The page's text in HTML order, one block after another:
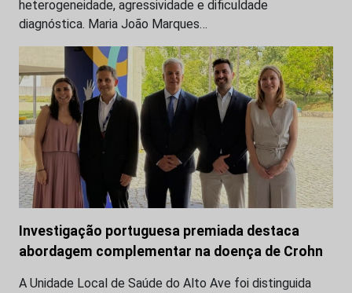
heterogeneidade, agressividade e dificuldade
diagnóstica. Maria João Marques…
Investigação portuguesa premiada destaca
abordagem complementar na doença de Crohn
A Unidade Local de Saúde do Alto Ave foi distinguida